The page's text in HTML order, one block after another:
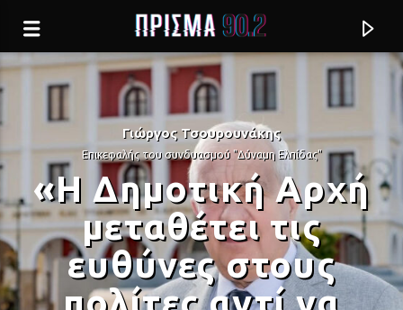
Γιώργος Τσουρουνάκης
Επικεφαλής του συνδυασμού "Δύναμη Ελπίδας"
«Η Δημοτική Αρχή
μεταθέτει τις
ευθύνες στους